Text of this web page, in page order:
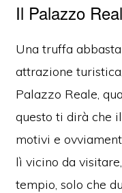
Il Palazzo
Una truffa
attrazione
Palazzo Reale,
questo ti dirà che
motivi e
lì vicino da
tempio, solo che